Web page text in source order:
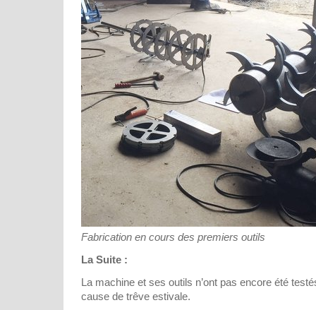
Fabrication en cours des premiers outils
La Suite :
La machine et ses outils n’ont pas encore été
cause de trêve estivale.